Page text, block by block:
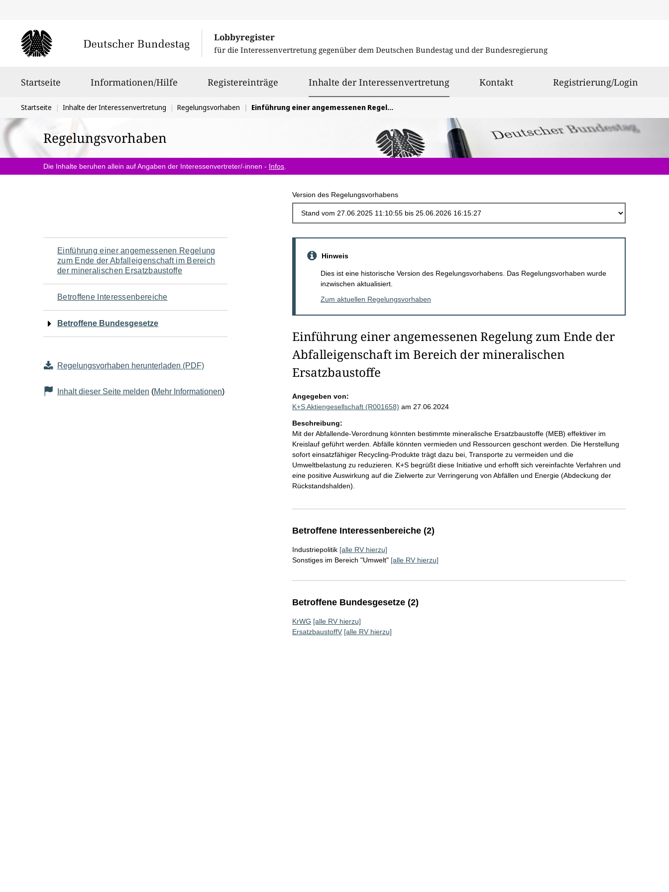
Lobbyregister
für die Interessenvertretung gegenüber dem Deutschen Bundestag und der Bundesregierung
Startseite Informationen/Hilfe Registereinträge Inhalte der Interessenvertretungausgewählt
Kontakt Registrierung/Login
Sie
befinden
sich
hier:
Startseite Inhalte der Interessenvertretung Regelungsvorhaben Einführung einer angemessenen Regelung zum Ende der Abfalleigenschaft im Bereich der mineralischen Ersatzbaustoffe
Regelungsvorhaben
Die Inhalte beruhen allein auf Angaben der Interessenvertreter/-innen - Infos
Version des Regelungsvorhabens
Navigation
für
den
Seiteninhalt
Einführung einer angemessenen Regelung
zum Ende der Abfalleigenschaft im Bereich
der mineralischen Ersatzbaustoffe
Betroffene Interessenbereiche
Betroffene Bundesgesetze
Regelungsvorhaben herunterladen (PDF)
Inhalt dieser Seite melden (Mehr Informationen)
Hinweis
Dies ist eine historische Version des Regelungsvorhabens. Das Regelungsvorhaben wurde
inzwischen aktualisiert.
Zum aktuellen Regelungsvorhaben
Einführung einer angemessenen Regelung zum Ende der
Abfalleigenschaft im Bereich der mineralischen
Ersatzbaustoffe
Angegeben von:
K+S Aktiengesellschaft (R001658) am 27.06.2024
Beschreibung:
Mit der Abfallende-Verordnung könnten bestimmte mineralische Ersatzbaustoffe (MEB) effektiver im
Kreislauf geführt werden. Abfälle könnten vermieden und Ressourcen geschont werden. Die Herstellung
sofort einsatzfähiger Recycling-Produkte trägt dazu bei, Transporte zu vermeiden und die
Umweltbelastung zu reduzieren. K+S begrüßt diese Initiative und erhofft sich vereinfachte Verfahren und
eine positive Auswirkung auf die Zielwerte zur Verringerung von Abfällen und Energie (Abdeckung der
Rückstandshalden).
Betroffene Interessenbereiche (2)
Industriepolitik [alle RV hierzu]
Sonstiges im Bereich "Umwelt" [alle RV hierzu]
Betroffene Bundesgesetze (2)
KrWG [alle RV hierzu]
ErsatzbaustoffV [alle RV hierzu]